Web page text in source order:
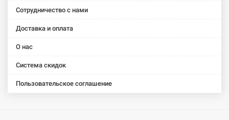
Сотрудничество с нами
Доставка и оплата
О нас
Система скидок
Пользовательское соглашение